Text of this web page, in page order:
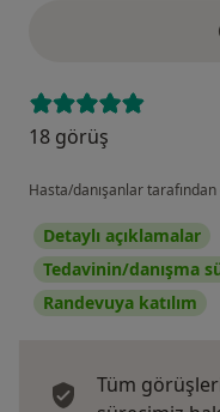
18 görüş
Hasta/danışanlar
Detaylı açıklamalar
Tedavinin/danışma
Randevuya katılım
Tüm